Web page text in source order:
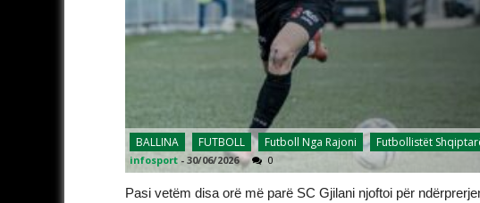
BALLINA FUTBOLL Futboll Nga Rajoni Futbollistët
infosport - 30/06/2026 0
Pasi vetëm disa orë më parë SC Gjilani njoftoi për